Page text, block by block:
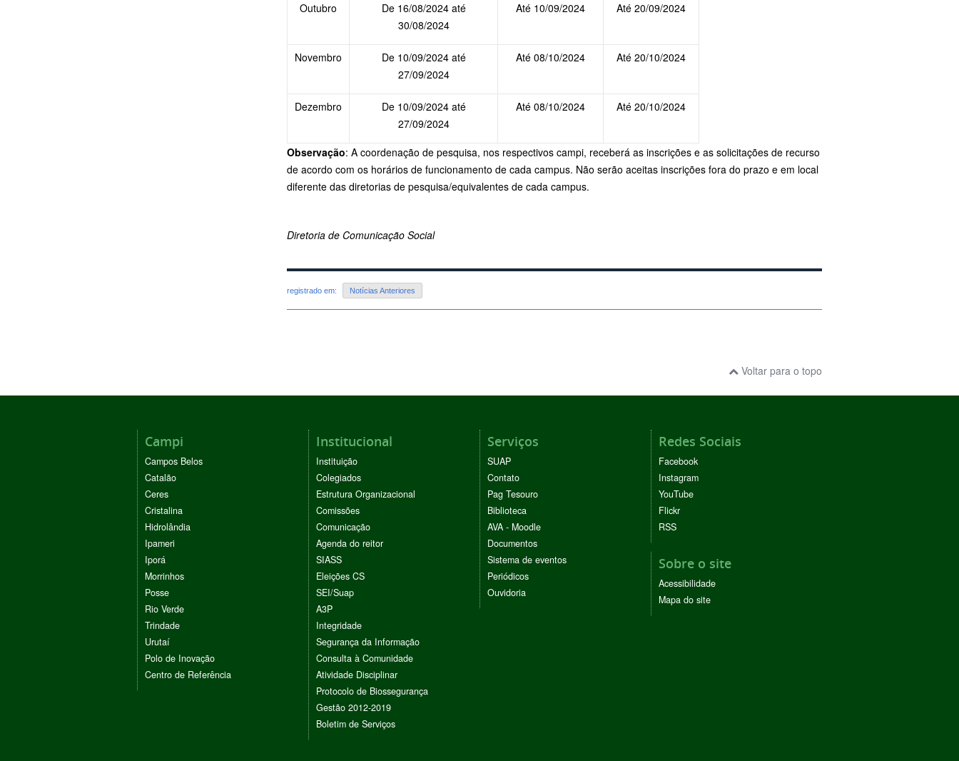
Outubro
De 16/08/2024 até
30/08/2024
Até 10/09/2024 Até 20/09/2024
Novembro
De 10/09/2024 até
27/09/2024
Até 08/10/2024 Até 20/10/2024
Dezembro
De 10/09/2024 até
27/09/2024
Até 08/10/2024 Até 20/10/2024
Observação: A coordenação de pesquisa, nos respectivos campi, receberá as inscrições e as solicitações de recurso
de acordo com os horários de funcionamento de cada campus. Não serão aceitas inscrições fora do prazo e em local
diferente das diretorias de pesquisa/equivalentes de cada campus.
Diretoria de Comunicação Social
registrado em: Notícias Anteriores
Voltar para o topo
Campi
Campos Belos
Catalão
Ceres
Cristalina
Hidrolândia
Ipameri
Iporá
Morrinhos
Posse
Rio Verde
Trindade
Urutaí
Polo de Inovação
Centro de Referência
Institucional
Instituição
Colegiados
Estrutura Organizacional
Comissões
Comunicação
Agenda do reitor
SIASS
Eleições CS
SEI/Suap
A3P
Integridade
Segurança da Informação
Consulta à Comunidade
Atividade Disciplinar
Protocolo de Biossegurança
Gestão 2012-2019
Boletim de Serviços
Serviços
SUAP
Contato
Pag Tesouro
Biblioteca
AVA - Moodle
Documentos
Sistema de eventos
Periódicos
Ouvidoria
Redes Sociais
Facebook
Instagram
YouTube
Flickr
RSS
Sobre o site
Acessibilidade
Mapa do site